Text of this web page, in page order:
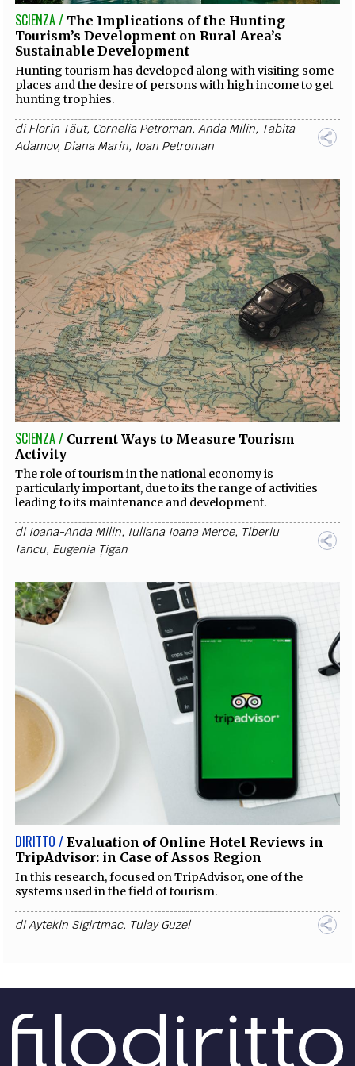
SCIENZA / The Implications of the Hunting
Tourism’s Development on Rural Area’s
Sustainable Development
Hunting tourism has developed along with visiting some
places and the desire of persons with high income to get
hunting trophies.
diFlorin Tăut, Cornelia Petroman,Anda Milin, Tabita
Adamov, Diana Marin, Ioan Petroman
SCIENZA / Current Ways to Measure Tourism
Activity
The role of tourism in the national economy is
particularly important, due to its the range of activities
leading to its maintenance and development.
di Ioana-Anda Milin, Iuliana Ioana Merce, Tiberiu
Iancu, Eugenia Țigan
DIRITTO / Evaluation of Online Hotel Reviews in
TripAdvisor: in Case of Assos Region
In this research, focused on TripAdvisor, one of the
systems used in the field of tourism.
diAytekin Sigirtmac, Tulay Guzel